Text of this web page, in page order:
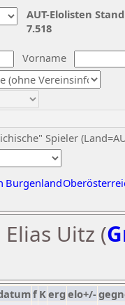
Vorname
Spieler
Burgenland
AUT-Elolisten
7.518
Uitz (
f Kerg elo+/-